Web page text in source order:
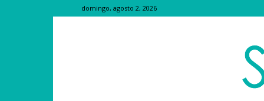
domingo, agosto 2, 2026